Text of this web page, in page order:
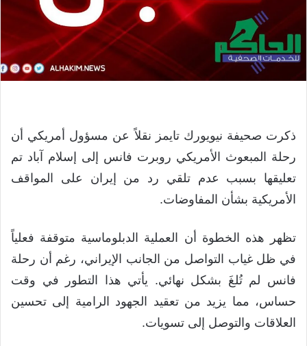
ذكرت صحيفة نيويورك تايمز نقلاً عن مسؤول أمريكي أن
رحلة المبعوث الأمريكي روبرت فانس إلى إسلام آباد تم
تعليقها بسبب عدم تلقي رد من إيران على المواقف
الأمريكية بشأن المفاوضات.
تظهر هذه الخطوة أن العملية الدبلوماسية متوقفة فعلياً
في ظل غياب التواصل من الجانب الإيراني، رغم أن رحلة
فانس لم تُلغَ بشكل نهائي. يأتي هذا التطور في وقت
حساس، مما يزيد من تعقيد الجهود الرامية إلى تحسين
العلاقات والتوصل إلى تسويات.